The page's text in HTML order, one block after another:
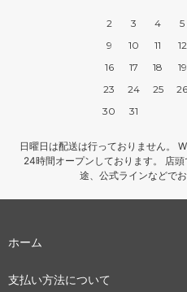
2
3 4 5
9
10 11 12
16
17 18 19
23
24 25 26
30
31
日曜日は配送は行っておりません。
24時間オープンしております。 店
途、公式ラインなどで
ホーム
支払い方法について